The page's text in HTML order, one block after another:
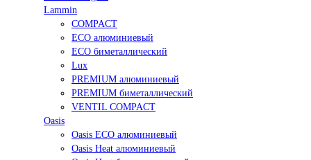
Lammin
COMPACT
ECO алюминиевый
ECO биметаллический
Lux
PREMIUM алюминиевый
PREMIUM биметаллический
VENTIL COMPACT
Oasis
Oasis ECO алюминиевый
Oasis Heat алюминиевый